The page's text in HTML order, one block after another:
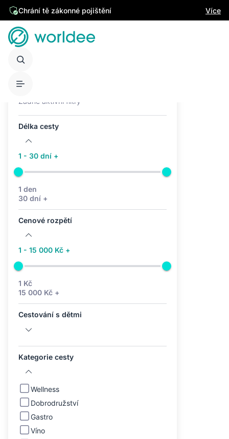
Chrání tě zákonné pojištění Více
Žádné aktivní filtry
Délka cesty
1 - 30 dní +
1 den
30 dní +
Cenové rozpětí
1 - 15 000 Kč +
1 Kč
15 000 Kč +
Cestování s dětmi
Kategorie cesty
Wellness
Dobrodružství
Gastro
Víno